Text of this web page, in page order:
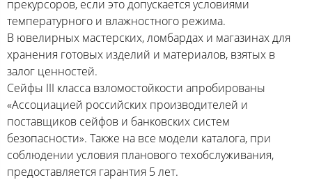
прекурсоров, если это допускается условиями
температурного и влажностного режима.
В ювелирных мастерских, ломбардах и магазинах для
хранения готовых изделий и материалов, взятых в
залог ценностей.
Сейфы III класса взломостойкости апробированы
«Ассоциацией российских производителей и
поставщиков сейфов и банковских систем
безопасности». Также на все модели каталога, при
соблюдении условия планового техобслуживания,
предоставляется гарантия 5 лет.